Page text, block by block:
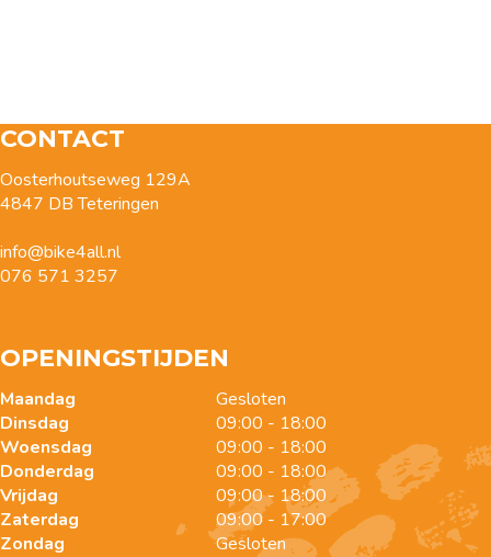
CONTACT
Oosterhoutseweg 129A
4847 DB Teteringen
info@bike4all.nl
076 571 3257
OPENINGSTIJDEN
Maandag
Dinsdag
Woensdag
Donderdag
Vrijdag
Zaterdag
Zondag
Gesloten
09:00 - 18:00
09:00 - 18:00
09:00 - 18:00
09:00 - 18:00
09:00 - 17:00
Gesloten